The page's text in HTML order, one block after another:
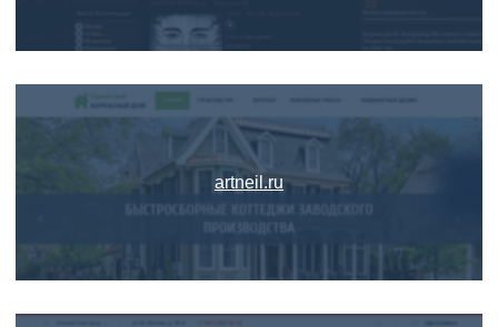
artneil.ru